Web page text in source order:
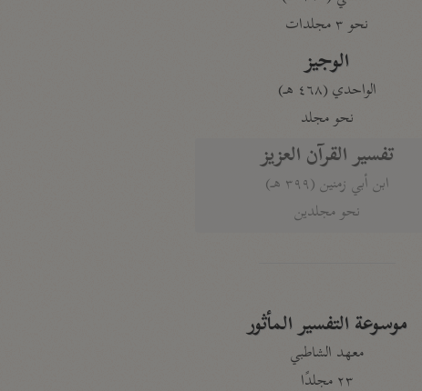
نحو ٣ مجلدات
الوجيز
الواحدي (٤٦٨ هـ)
نحو مجلد
تفسير القرآن العزيز
ابن أبي زمنين (٣٩٩ هـ)
نحو مجلدين
موسوعة التفسير المأثور
معهد الشاطبي
٢٣ مجلدًا